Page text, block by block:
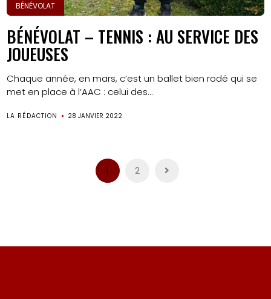
BÉNÉVOLAT
BÉNÉVOLAT – TENNIS : AU SERVICE DES
JOUEUSES
Chaque année, en mars, c’est un ballet bien rodé qui se
met en place à l’AAC : celui des...
LA RÉDACTION 28 JANVIER 2022
1 2